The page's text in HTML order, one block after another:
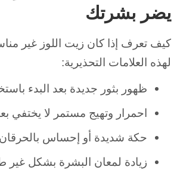
يضر بشرتك
كيف تعرف إذا كان زيت اللوز غير
لهذه العلامات التحذيرية:
ظهور بثور جديدة بعد البدء
احمرار وتهيج مستمر لا يختفي
حكة شديدة أو إحساس
زيادة لمعان البشرة بشكل غير